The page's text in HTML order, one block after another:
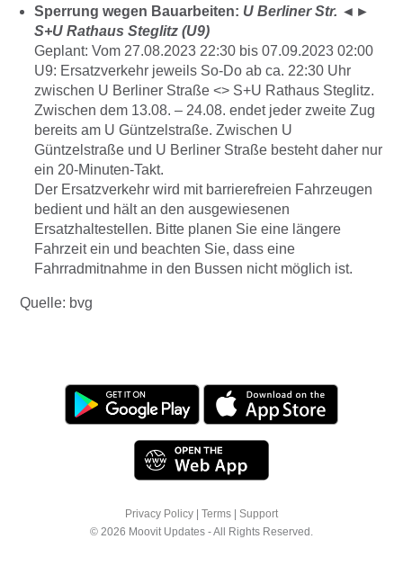
Sperrung wegen Bauarbeiten: U Berliner Str. ◄►
S+U Rathaus Steglitz (U9)
Geplant: Vom 27.08.2023 22:30 bis 07.09.2023 02:00
U9: Ersatzverkehr jeweils So-Do ab ca. 22:30 Uhr
zwischen U Berliner Straße <> S+U Rathaus Steglitz.
Zwischen dem 13.08. – 24.08. endet jeder zweite Zug
bereits am U Güntzelstraße. Zwischen U
Güntzelstraße und U Berliner Straße besteht daher nur
ein 20-Minuten-Takt.
Der Ersatzverkehr wird mit barrierefreien Fahrzeugen
bedient und hält an den ausgewiesenen
Ersatzhaltestellen. Bitte planen Sie eine längere
Fahrzeit ein und beachten Sie, dass eine
Fahrradmitnahme in den Bussen nicht möglich ist.
Quelle: bvg
Privacy Policy Terms
Support
© 2026 Moovit Updates - All Rights Reserved.